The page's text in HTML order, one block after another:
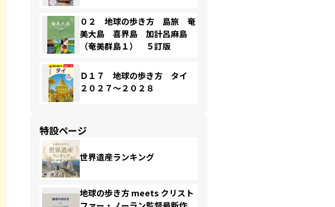
０２ 地球の歩き方 島旅 奄
美大島 喜界島 加計呂麻島
（奄美群島１） ５訂版
Ｄ１７ 地球の歩き方 タイ
２０２７～２０２８
特設ページ
世界遺産ランキング
地球の歩き方 meets クリスト